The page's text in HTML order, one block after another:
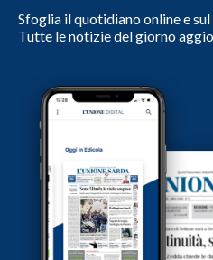
Sfoglia il quotidiano online e
Tutte le notizie del giorno